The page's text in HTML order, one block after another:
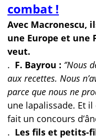
combat !
Avec Macronescu,
une Europe et une
veut.
. F. Bayrou :
aux recettes. Nous
parce que nous ne
une lapalissade. Et
fait un concours
. Les fils et petits-